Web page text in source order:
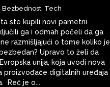
Bezbednost Tech
ste kupili novi pametni
ga i odmah počeli da ga
razmišljajući o tome koliko je
Upravo to želi da
unija, koja uvodi nova
proizvođače digitalnih uređaja
Reč je o...